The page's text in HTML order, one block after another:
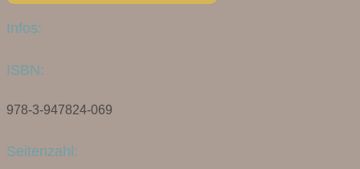
Infos:
ISBN:
978-3-947824-069
Seitenzahl: